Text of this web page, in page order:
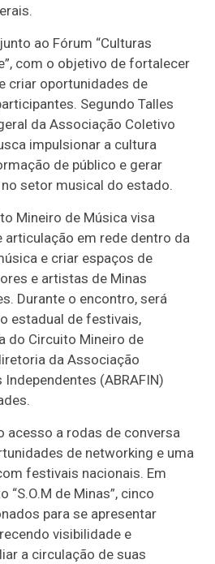
ao Fórum “Culturas
com o objetivo de fortalecer
criar oportunidades de
Segundo Talles
da Associação Coletivo
impulsionar a cultura
de público e gerar
setor musical do estado.
Mineiro de Música visa
articulação em rede dentro da
e criar espaços de
e artistas de Minas
Durante o encontro, será
estadual de festivais,
do Circuito Mineiro de
da Associação
(ABRAFIN)
acesso a rodas de conversa
de networking e uma
festivais nacionais. Em
de Minas”, cinco
para se apresentar
visibilidade e
a circulação de suas